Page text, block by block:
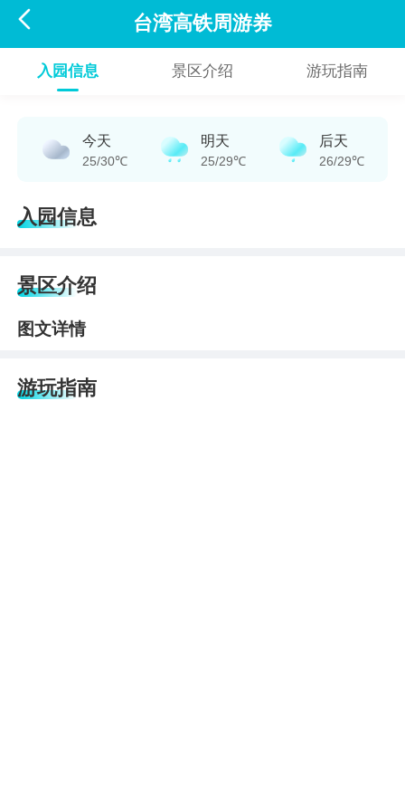
 台湾高铁周游券
入园信息 景区介绍 游玩指南
今天
25/30℃
明天
25/29℃
后天
26/29℃
入园信息
景区介绍
图文详情
游玩指南